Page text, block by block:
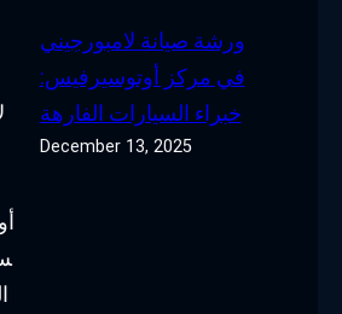
ورشة صيانة لامبورجيني
في مركز أوتوسيرفيس:
خبراء السيارات الفارهة
December 13, 2025